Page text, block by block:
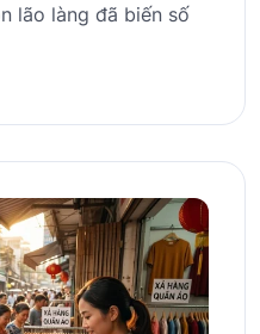
lão làng đã biến số